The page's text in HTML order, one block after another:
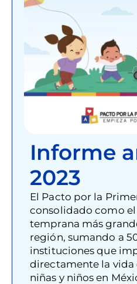
Informe
2023
El Pacto por la
consolidado como
temprana más
región, sumando a
instituciones que
directamente la vida
niñas y niños en